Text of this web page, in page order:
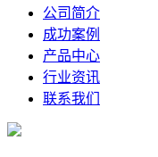
公司简介
成功案例
产品中心
行业资讯
联系我们